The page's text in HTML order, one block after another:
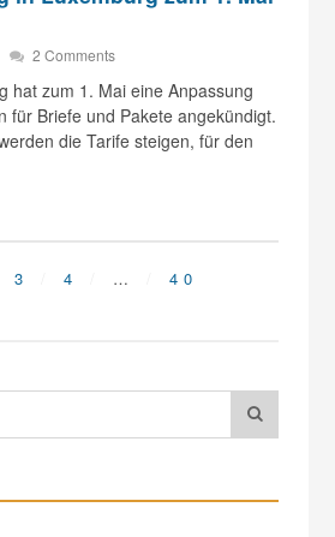
2 Comments
hat zum 1. Mai eine Anpassung
für Briefe und Pakete angekündigt.
die Tarife steigen, für den
3 4 … 40